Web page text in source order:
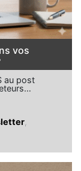
vos
au post